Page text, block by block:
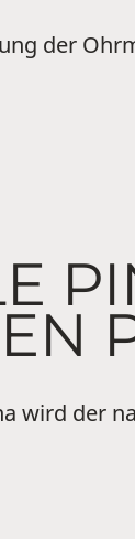
der
wird der